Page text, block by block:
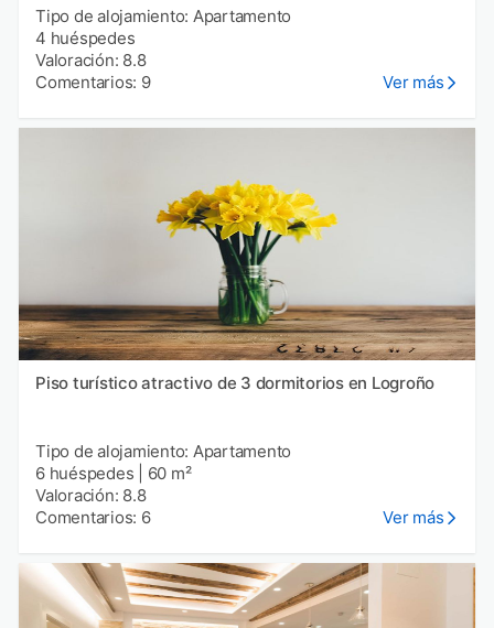
Tipo de alojamiento: Apartamento
4 huéspedes
Valoración: 8.8
Comentarios: 9
Ver más
Piso turístico atractivo de 3 dormitorios en Logroño
Tipo de alojamiento: Apartamento
6 huéspedes
60 m²
Valoración: 8.8
Comentarios: 6
Ver más